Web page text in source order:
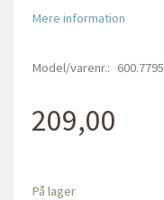
Mere information
Model/varenr.: 600.7795
209,00
På lager